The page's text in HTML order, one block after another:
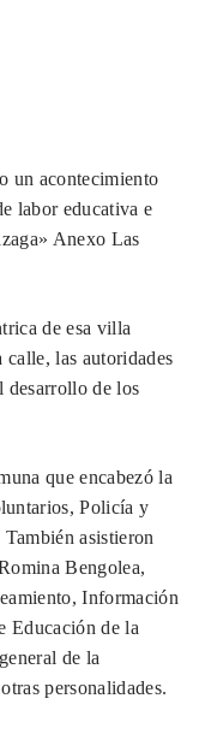
un acontecimiento
labor educativa e
Anexo Las
de esa villa
calle, las autoridades
desarrollo de los
que encabezó la
Policía y
asistieron
Bengolea,
Información
Educación de la
de la
personalidades.